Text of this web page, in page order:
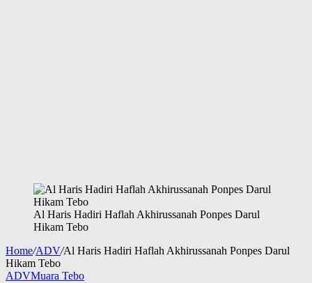
Al Haris Hadiri Haflah Akhirussanah Ponpes Darul
Hikam Tebo
Home/ADV/Al Haris Hadiri Haflah Akhirussanah Ponpes Darul
Hikam Tebo
ADVMuara Tebo